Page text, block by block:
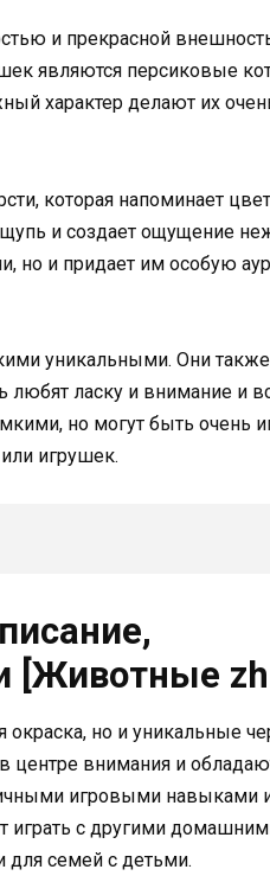
и прекрасной
являются персиковые
характер делают их
которая напоминает
и создает ощущение
но и придает им особую
уникальными. Они также
ласку и внимание и
но могут быть очень
игрушек.
[Животные
но и уникальные
внимания и
игровыми навыками
играть с другими
для семей с детьми.